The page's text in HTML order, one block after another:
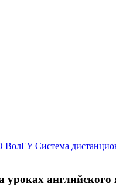
Система
уроках